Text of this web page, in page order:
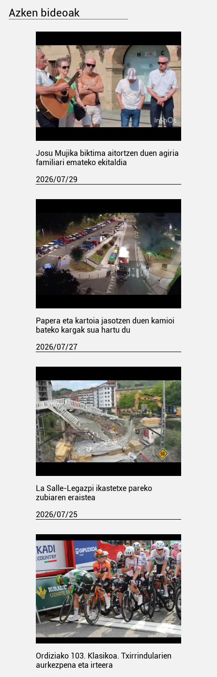
Azken bideoak
Josu Mujika biktima aitortzen duen agiria
familiari emateko ekitaldia
2026/07/29
Papera eta kartoia jasotzen duen kamioi
bateko kargak sua hartu du
2026/07/27
La Salle-Legazpi ikastetxe pareko
zubiaren eraistea
2026/07/25
Ordiziako 103. Klasikoa. Txirrindularien
aurkezpena eta irteera